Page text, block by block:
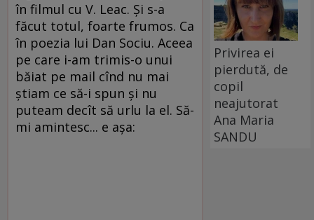
în filmul cu V. Leac. Şi s-a
făcut totul, foarte frumos. Ca
în poezia lui Dan Sociu. Aceea
pe care i-am trimis-o unui
băiat pe mail cînd nu mai
ştiam ce să-i spun şi nu
puteam decît să urlu la el. Să-
mi amintesc... e aşa:
Privirea ei
pierdută, de
copil
neajutorat
Ana Maria
SANDU